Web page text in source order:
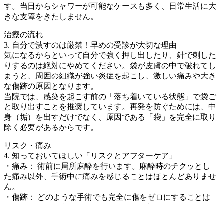
す。当日からシャワーが可能なケースも多く、日常生活に大
きな支障をきたしません。
治療の流れ
3. 自分で潰すのは厳禁！早めの受診が大切な理由
気になるからといって自分で強く押し出したり、針で刺した
りするのは絶対にやめてください。袋が皮膚の中で破れてし
まうと、周囲の組織が強い炎症を起こし、激しい痛みや大き
な傷跡の原因となります。
当院では、感染を起こす前の「落ち着いている状態」で袋ご
と取り出すことを推奨しています。再発を防ぐためには、中
身（垢）を出すだけでなく、原因である「袋」を完全に取り
除く必要があるからです。
リスク・痛み
4. 知っておいてほしい「リスクとアフターケア」
・痛み： 術前に局所麻酔を行います。麻酔時のチクッとし
た痛み以外、手術中に痛みを感じることはほとんどありませ
ん。
・傷跡： どのような手術でも完全に傷をゼロにすることは